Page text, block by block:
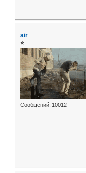
air
⭐
Сообщений: 10012